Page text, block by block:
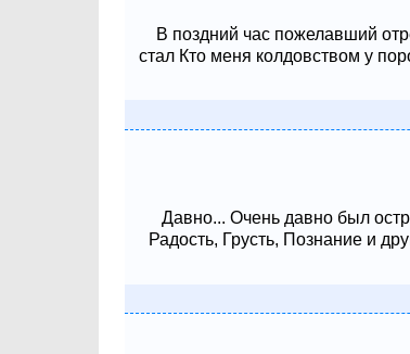
В поздний час пожелавший
стал Кто меня колдовством у
Давно... Очень давно был
Радость, Грусть, Познание и